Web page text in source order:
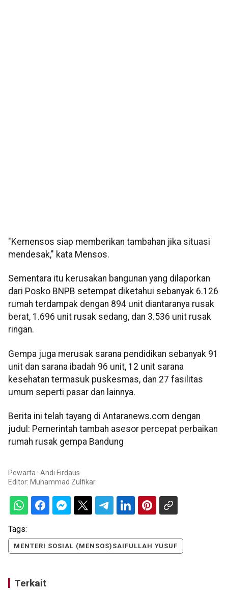
"Kemensos siap memberikan tambahan jika situasi
mendesak," kata Mensos.
Sementara itu kerusakan bangunan yang dilaporkan
dari Posko BNPB setempat diketahui sebanyak 6.126
rumah terdampak dengan 894 unit diantaranya rusak
berat, 1.696 unit rusak sedang, dan 3.536 unit rusak
ringan.
Gempa juga merusak sarana pendidikan sebanyak 91
unit dan sarana ibadah 96 unit, 12 unit sarana
kesehatan termasuk puskesmas, dan 27 fasilitas
umum seperti pasar dan lainnya.
Berita ini telah tayang di Antaranews.com dengan
judul: Pemerintah tambah asesor percepat perbaikan
rumah rusak gempa Bandung
Pewarta : Andi Firdaus
Editor: Muhammad Zulfikar
Tags:
MENTERI SOSIAL (MENSOS)SAIFULLAH YUSUF
Terkait